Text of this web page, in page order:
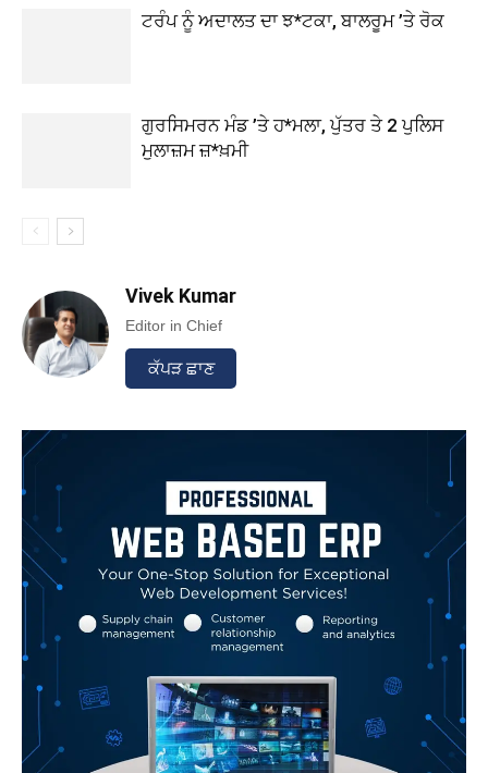
ਟਰੰਪ ਨੂੰ ਅਦਾਲਤ ਦਾ ਝ*ਟਕਾ, ਬਾਲਰੂਮ ’ਤੇ ਰੋਕ
ਗੁਰਸਿਮਰਨ ਮੰਡ ’ਤੇ ਹ*ਮਲਾ, ਪੁੱਤਰ ਤੇ 2 ਪੁਲਿਸ
ਮੁਲਾਜ਼ਮ ਜ਼*ਖ਼ਮੀ
Vivek Kumar
Editor in Chief
ਕੱਪੜ ਛਾਣ